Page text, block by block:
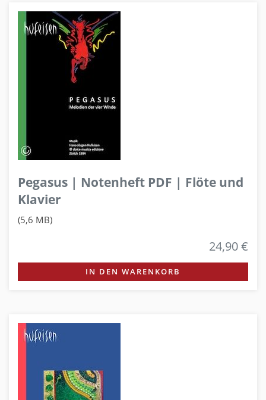
Pegasus | Notenheft PDF | Flöte und
Klavier
(5,6 MB)
24,90 €
IN DEN WARENKORB